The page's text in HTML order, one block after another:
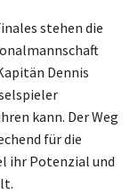
stehen die
Dennis
kann. Der Weg
für die
ihr Potenzial und